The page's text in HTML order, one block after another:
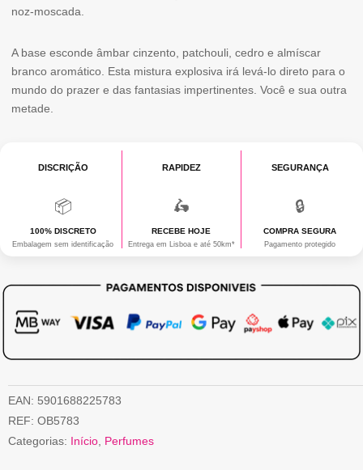
noz-moscada.
A base esconde âmbar cinzento, patchouli, cedro e almíscar
branco aromático. Esta mistura explosiva irá levá-lo direto para o
mundo do prazer e das fantasias impertinentes. Você e sua outra
metade.
DISCRIÇÃO
📦
100% DISCRETO
Embalagem sem identificação
RAPIDEZ
🛵
RECEBE HOJE
Entrega em Lisboa e até 50km*
SEGURANÇA
🔒
COMPRA SEGURA
Pagamento protegido
EAN: 5901688225783
REF: OB5783
Categorias: Início Perfumes